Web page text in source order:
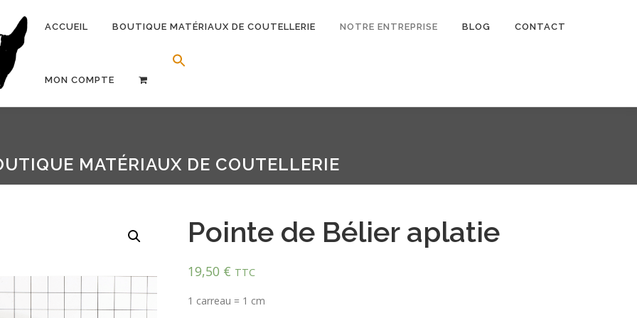
ACCUEIL BOUTIQUE MATÉRIAUX DE COUTELLERIE NOTRE ENTREPRISE BLOG CONTACT
MON COMPTE
MATÉRIAUX DE COUTELLERIE
Pointe de Bélier aplatie
19,50 € TTC
1 carreau = 1 cm